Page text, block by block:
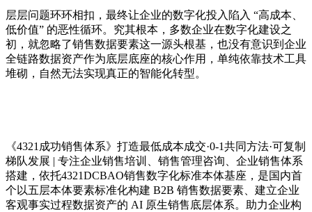
层层问题环环相扣，最终让企业的数字化投入陷入 “高成本、
低价值” 的恶性循环。究其根本，多数企业在数字化建设之
初，就忽略了销售数据要素这一源头根基，也没有意识到企业
全链路数据资产作为底层底座的核心作用，单纯依靠技术工具
堆砌，自然无法实现真正的智能化转型。
《4321成功销售体系》打造最低成本成交·0-1共同方法·可复制
梯队发展 | 专注企业销售培训、销售管理咨询、企业销售体系
搭建，依托4321DCBAO销售数字化标准本体基座，是国内首
个以五层本体要素标准化构建 B2B 销售数据要素、建立企业
客观事实过程数据资产的 AI 原生销售底层体系。助力企业构